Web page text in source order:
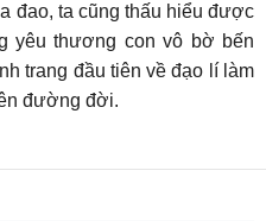
đao, ta cũng thấu hiểu được
yêu thương con vô bờ bến
trang đầu tiên về đạo lí làm
đường đời.